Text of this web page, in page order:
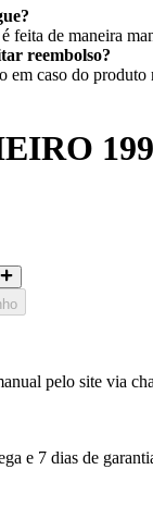
feita de maneira
reembolso?
em caso do
pelo site via
e 7 dias de